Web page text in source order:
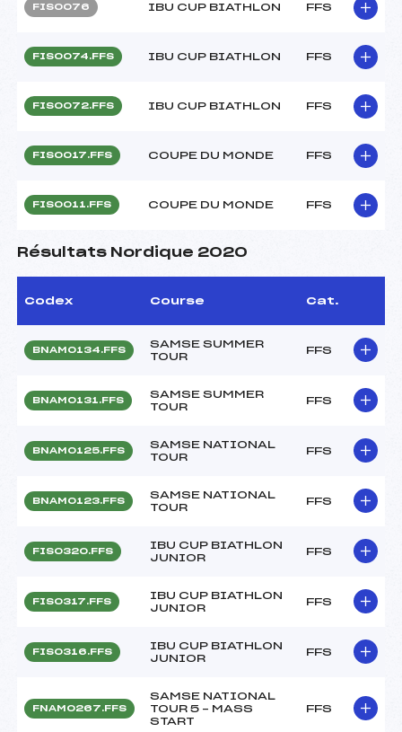
FIS0076 IBU CUP BIATHLON FFS
FIS0074.FFS IBU CUP BIATHLON FFS
FIS0072.FFS IBU CUP BIATHLON FFS
FIS0017.FFS COUPE DU MONDE FFS
FIS0011.FFS COUPE DU MONDE FFS
Résultats Nordique 2020
Codex Course Cat.
BNAM0134.FFS
SAMSE SUMMER
TOUR
FFS
BNAM0131.FFS
SAMSE SUMMER
TOUR
FFS
BNAM0125.FFS
SAMSE NATIONAL
TOUR
FFS
BNAM0123.FFS
SAMSE NATIONAL
TOUR
FFS
FIS0320.FFS
IBU CUP BIATHLON
JUNIOR
FFS
FIS0317.FFS
IBU CUP BIATHLON
JUNIOR
FFS
FIS0316.FFS
IBU CUP BIATHLON
JUNIOR
FFS
FNAM0267.FFS
SAMSE NATIONAL
TOUR 5 – MASS
START
FFS